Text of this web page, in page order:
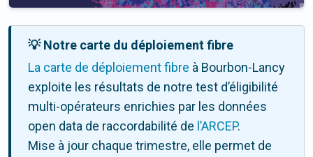
💡 Notre carte du déploiement fibre
La carte de déploiement fibre à Bourbon-Lancy
exploite les résultats de notre test d’éligibilité
multi-opérateurs enrichies par les données
open data de raccordabilité de l’ARCEP.
Mise à jour chaque trimestre, elle permet de